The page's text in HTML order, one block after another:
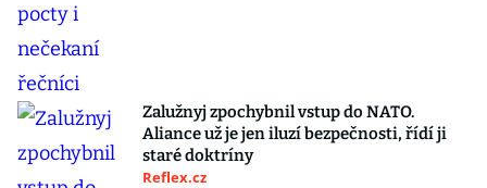
Zalužnyj zpochybnil vstup do NATO.
Aliance už je jen iluzí bezpečnosti, řídí ji
staré doktríny
Reflex.cz